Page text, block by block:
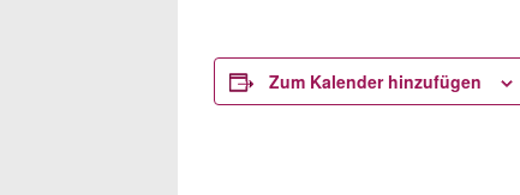
Zum Kalender hinzufügen